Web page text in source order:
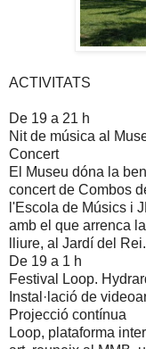
ACTIVITATS
De 19 a 21 h
Nit de música al
Concert
El Museu dóna la
concert de Combos
l'Escola de Músics i
amb el que arrenca
lliure, al Jardí del Rei.
De 19 a 1 h
Festival Loop.
Instal·lació de
Projecció contínua
Loop, plataforma